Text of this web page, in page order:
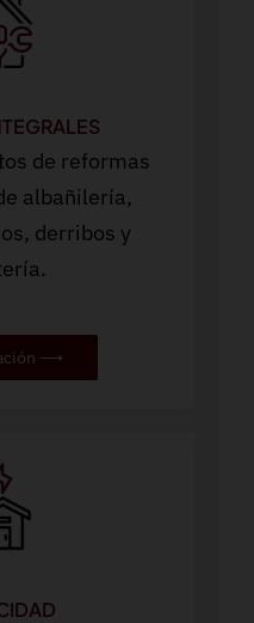
de reformas
albañilería,
derribos y
⟶